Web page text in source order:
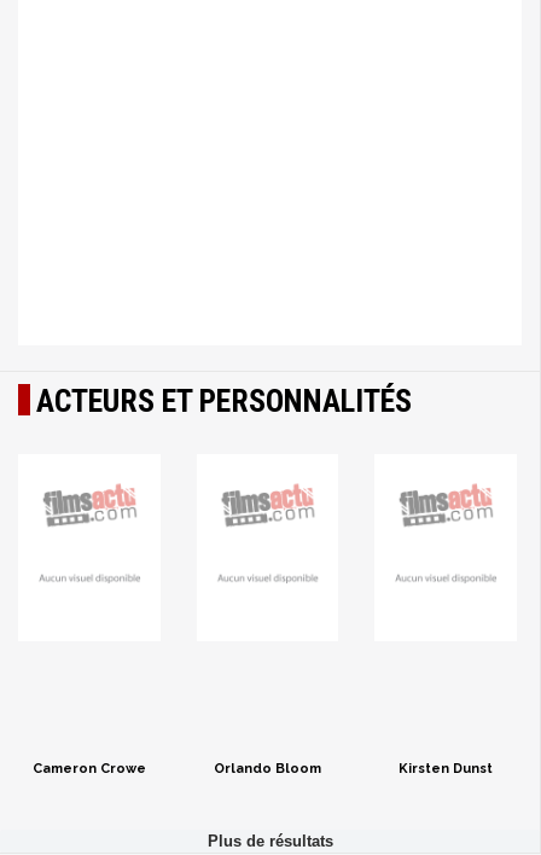
ACTEURS ET PERSONNALITÉS
Cameron Crowe Orlando Bloom Kirsten Dunst